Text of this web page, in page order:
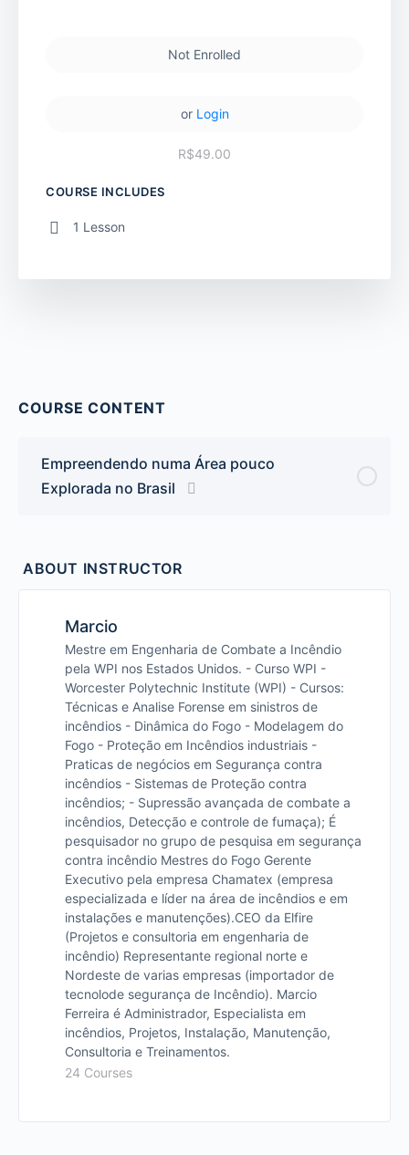
COURSE CONTENT
Empreendendo numa Área pouco
Explorada no Brasil
ABOUT INSTRUCTOR
Marcio
Mestre em Engenharia de Combate a Incêndio
pela WPI nos Estados Unidos. - Curso WPI -
Worcester Polytechnic Institute (WPI) - Cursos:
Técnicas e Analise Forense em sinistros de
incêndios - Dinâmica do Fogo - Modelagem do
Fogo - Proteção em Incêndios industriais -
Praticas de negócios em Segurança contra
incêndios - Sistemas de Proteção contra
incêndios; - Supressão avançada de combate a
incêndios, Detecção e controle de fumaça); É
pesquisador no grupo de pesquisa em segurança
contra incêndio Mestres do Fogo Gerente
Executivo pela empresa Chamatex (empresa
especializada e líder na área de incêndios e em
instalações e manutenções). ​ CEO da Elfire
(Projetos e consultoria em engenharia de
incêndio) Representante regional norte e
Nordeste de varias empresas (importador de
tecnolode segurança de Incêndio). Marcio
Ferreira é Administrador, Especialista em
incêndios, Projetos, Instalação, Manutenção,
Consultoria e Treinamentos.
24 Courses
Not Enrolled
or Login
R$49.00
COURSE INCLUDES
1 Lesson